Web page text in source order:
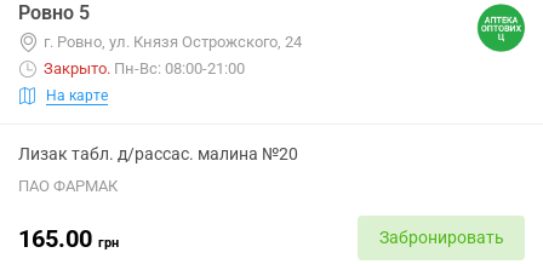
Ровно 5
г. Ровно, ул. Князя Острожского, 24
Закрыто. Пн-Вс: 08:00-21:00
На карте
Лизак табл. д/рассас. малина №20
ПАО ФАРМАК
165.00 грн Забронировать